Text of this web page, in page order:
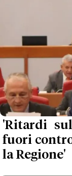
'Ritardi
fuori
la Regione'